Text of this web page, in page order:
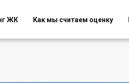
ЖК Как мы считаем оценку